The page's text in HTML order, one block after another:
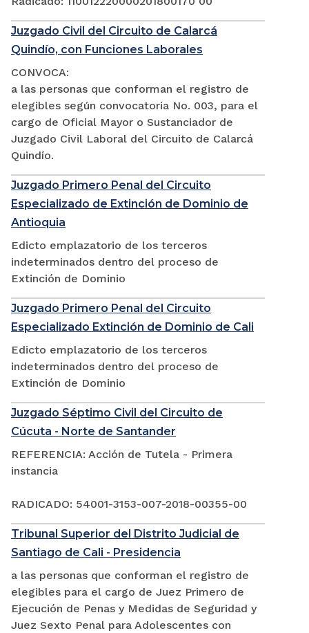
Juzgado Civil del Circuito de Calarcá
Quindío, con Funciones Laborales
CONVOCA:
a las personas que conforman el registro de
elegibles según convocatoria No. 003, para el
cargo de Oficial Mayor o Sustanciador de
Juzgado Civil Laboral del Circuito de Calarcá
Quindío.
Juzgado Primero Penal del Circuito
Especializado de Extinción de Dominio de
Antioquia
Edicto emplazatorio de los terceros
indeterminados dentro del proceso de
Extinción de Dominio
Juzgado Primero Penal del Circuito
Especializado Extinción de Dominio de Cali
Edicto emplazatorio de los terceros
indeterminados dentro del proceso de
Extinción de Dominio
Juzgado Séptimo Civil del Circuito de
Cúcuta - Norte de Santander
REFERENCIA: Acción de Tutela - Primera
instancia
RADICADO: 54001-3153-007-2018-00355-00
Tribunal Superior del Distrito Judicial de
Santiago de Cali - Presidencia
a las personas que conforman el registro de
elegibles para el cargo de Juez Primero de
Ejecución de Penas y Medidas de Seguridad y
Juez Sexto Penal para Adolescentes con